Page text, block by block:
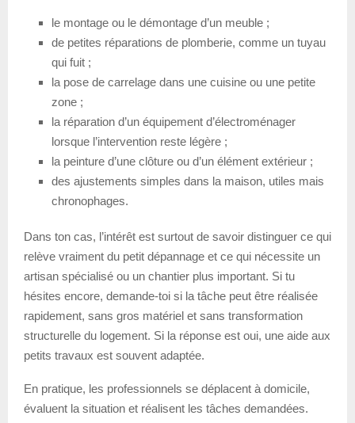
le montage ou le démontage d’un meuble ;
de petites réparations de plomberie, comme un tuyau
qui fuit ;
la pose de carrelage dans une cuisine ou une petite
zone ;
la réparation d’un équipement d’électroménager
lorsque l’intervention reste légère ;
la peinture d’une clôture ou d’un élément extérieur ;
des ajustements simples dans la maison, utiles mais
chronophages.
Dans ton cas, l’intérêt est surtout de savoir distinguer ce qui
relève vraiment du petit dépannage et ce qui nécessite un
artisan spécialisé ou un chantier plus important. Si tu
hésites encore, demande-toi si la tâche peut être réalisée
rapidement, sans gros matériel et sans transformation
structurelle du logement. Si la réponse est oui, une aide aux
petits travaux est souvent adaptée.
En pratique, les professionnels se déplacent à domicile,
évaluent la situation et réalisent les tâches demandées.